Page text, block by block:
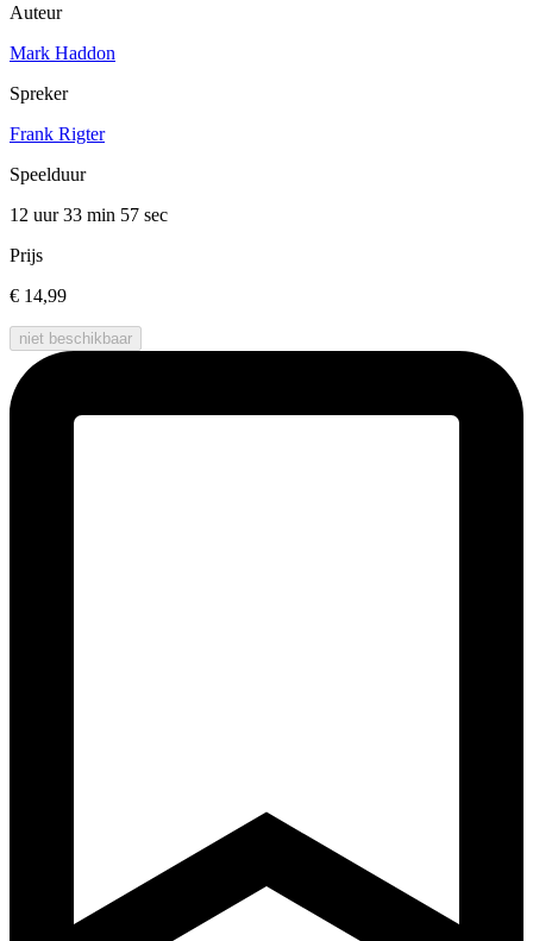
Auteur
Mark Haddon
Spreker
Frank Rigter
Speelduur
12 uur 33 min 57 sec
Prijs
€ 14,99
niet beschikbaar